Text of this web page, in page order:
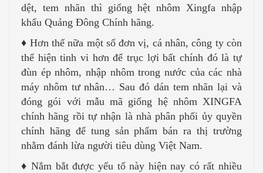
dệt, tem nhãn thì giống hệt nhôm Xingfa nhập
khẩu Quảng Đông Chính hãng.
♦ Hơn thế nữa một số đơn vị, cá nhân, công ty còn
thể hiện tinh vi hơn để trục lợi bất chính đó là tự
đùn ép nhôm, nhập nhôm trong nước của các nhà
máy nhôm tư nhân… Sau đó dán tem nhãn lại và
đóng gói với mẫu mã giống hệ nhôm XINGFA
chính hãng rồi tự nhận là nhà phân phối ủy quyền
chính hãng để tung sản phẩm bán ra thị trường
nhằm đánh lừa người tiêu dùng Việt Nam.
♦ Nắm bắt được yếu tố này hiện nay có rất nhiều